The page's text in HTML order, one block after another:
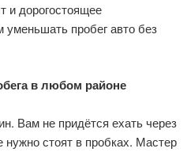
и дорогостоящее
пробег авто без
в любом районе
Вам не придётся ехать через
стоят в пробках. Мастер